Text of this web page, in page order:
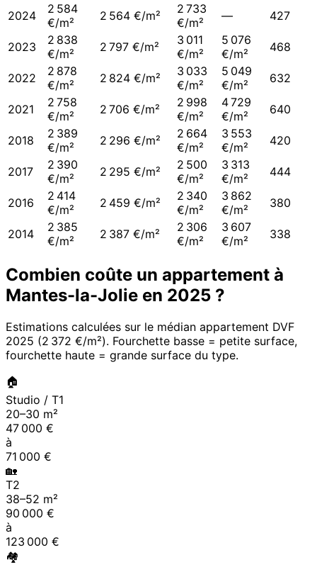
2024
2 584
€/m²
2 564 €/m²
2 733
€/m²
— 427
2023
2 838
€/m²
2 797 €/m²
3 011
€/m²
5 076
€/m²
468
2022
2 878
€/m²
2 824 €/m²
3 033
€/m²
5 049
€/m²
632
2021
2 758
€/m²
2 706 €/m²
2 998
€/m²
4 729
€/m²
640
2018
2 389
€/m²
2 296 €/m²
2 664
€/m²
3 553
€/m²
420
2017
2 390
€/m²
2 295 €/m²
2 500
€/m²
3 313
€/m²
444
2016
2 414
€/m²
2 459 €/m²
2 340
€/m²
3 862
€/m²
380
2014
2 385
€/m²
2 387 €/m²
2 306
€/m²
3 607
€/m²
338
Combien coûte un appartement à
Mantes-la-Jolie en 2025 ?
Estimations calculées sur le médian appartement DVF
2025 (2 372 €/m²). Fourchette basse = petite surface,
fourchette haute = grande surface du type.
🏠
Studio / T1
20–30 m²
47 000 €
à
71 000 €
🏡
T2
38–52 m²
90 000 €
à
123 000 €
🏘